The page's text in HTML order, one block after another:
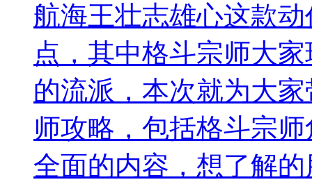
航海王壮志雄心这款
点，其中格斗宗师大
的流派，本次就为大
师攻略，包括格斗宗
全面的内容，想了解